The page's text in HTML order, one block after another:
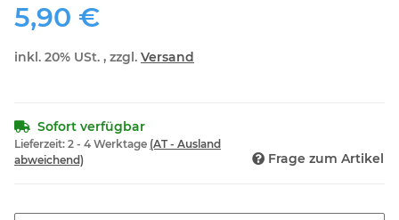
5,90 €
inkl. 20% USt. , zzgl. Versand
Sofort verfügbar
Lieferzeit: 2 - 4 Werktage (AT - Ausland
abweichend)
Frage zum Artikel